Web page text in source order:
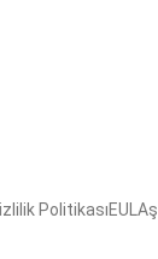
PolitikasıEULA